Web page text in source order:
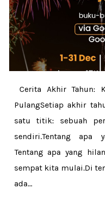
Cerita Akhir Tahun:
PulangSetiap akhir
satu titik: sebuah
sendiri.Tentang apa
Tentang apa yang
sempat kita mulai.Di
ada...